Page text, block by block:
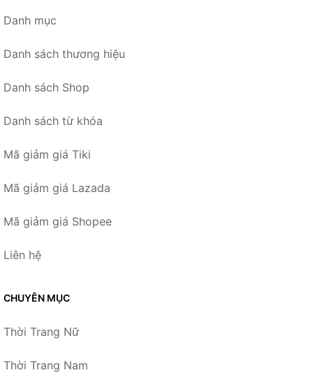
Danh mục
Danh sách thương hiệu
Danh sách Shop
Danh sách từ khóa
Mã giảm giá Tiki
Mã giảm giá Lazada
Mã giảm giá Shopee
Liên hệ
CHUYÊN MỤC
Thời Trang Nữ
Thời Trang Nam